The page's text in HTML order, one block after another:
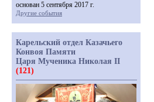
основан 5 сентября 2017 г.
Другие события
Карельский отдел Казачьего
Конвоя Памяти
Царя Мученика Николая II
(121)